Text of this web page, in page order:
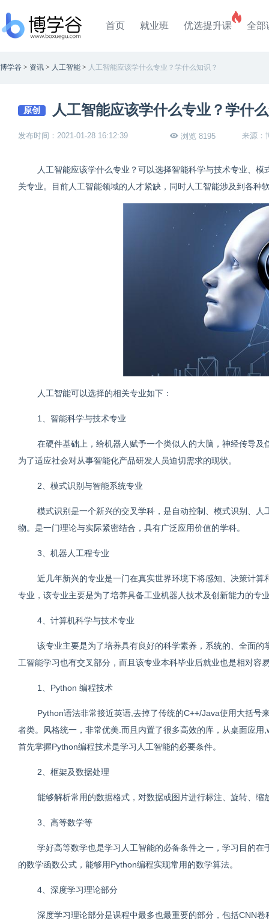
首页 就业班 优选提升课 全部
博学谷 > 资讯 > 人工智能 > 人工智能应该学什么专业？学什么知识？
原创 人工智能应该学什么专业？学什
发布时间：2021-01-28 16:12:39 浏览 8195 来源：
人工智能应该学什么专业？可以选择智能科学与技术专业、
关专业。目前人工智能领域的人才紧缺，同时人工智能涉及到各种
人工智能可以选择的相关专业如下：
1、智能科学与技术专业
在硬件基础上，给机器人赋予一个类似人的大脑，神经传导
为了适应社会对从事智能化产品研发人员迫切需求的现状。
2、模式识别与智能系统专业
模式识别是一个新兴的交叉学科，是自动控制、模式识别、
物。是一门理论与实际紧密结合，具有广泛应用价值的学科。
3、机器人工程专业
近几年新兴的专业是一门在真实世界环境下将感知、决策计
专业，该专业主要是为了培养具备工业机器人技术及创新能力的专
4、计算机科学与技术专业
该专业主要是为了培养具有良好的科学素养，系统的、全面
工智能学习也有交叉部分，而且该专业本科毕业后就业也是相对容
1、Python 编程技术
Python语法非常接近英语,去掉了传统的C++/Java使用大括号
者类。风格统一，非常优美.而且内置了很多高效的库，从桌面应
首先掌握Python编程技术是学习人工智能的必要条件。
2、框架及数据处理
能够解析常用的数据格式，对数据或图片进行标注、旋转、缩
3、高等数学等
学好高等数学也是学习人工智能的必备条件之一，学习目的
的数学函数公式，能够用Python编程实现常用的数学算法。
4、深度学习理论部分
深度学习理论部分是课程中最多也最重要的部分，包括CNN